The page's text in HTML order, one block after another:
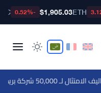
ETH
$1,905.03
-0.52%